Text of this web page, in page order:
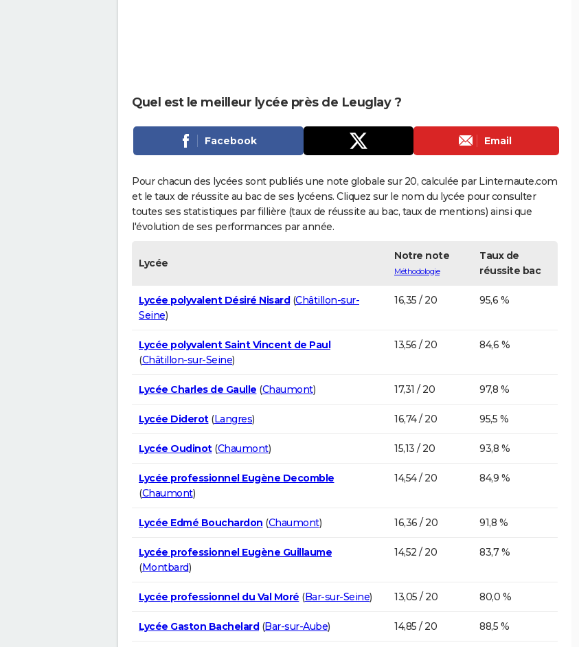
Quel est le meilleur lycée près de Leuglay ?
Facebook Email
Pour chacun des lycées sont publiés une note globale sur 20, calculée par Linternaute.com
et le taux de réussite au bac de ses lycéens. Cliquez sur le nom du lycée pour consulter
toutes ses statistiques par fillière (taux de réussite au bac, taux de mentions) ainsi que
l'évolution de ses performances par année.
Lycée
Notre note
Méthodologie
Taux de
réussite bac
Lycée polyvalent Désiré Nisard(Châtillon-sur-
Seine)
16,35 / 20 95,6 %
Lycée polyvalent Saint Vincent de Paul
(Châtillon-sur-Seine)
13,56 / 20 84,6 %
Lycée Charles de Gaulle (Chaumont) 17,31 / 20 97,8 %
Lycée Diderot(Langres) 16,74 / 20 95,5 %
Lycée Oudinot(Chaumont) 15,13 / 20 93,8 %
Lycée professionnel Eugène Decomble
(Chaumont)
14,54 / 20 84,9 %
Lycée Edmé Bouchardon (Chaumont) 16,36 / 20 91,8 %
Lycée professionnel Eugène Guillaume
(Montbard)
14,52 / 20 83,7 %
Lycée professionnel du Val Moré (Bar-sur-Seine) 13,05 / 20 80,0 %
Lycée Gaston Bachelard(Bar-sur-Aube) 14,85 / 20 88,5 %